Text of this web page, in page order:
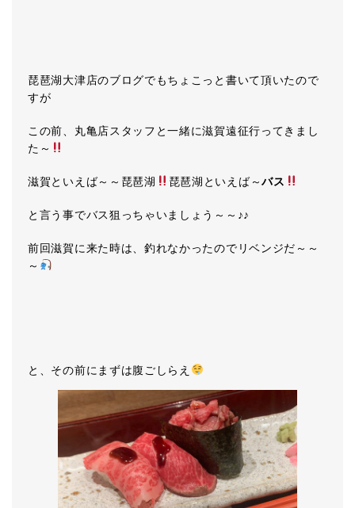
琵琶湖大津店のブログでもちょこっと書いて頂いたので
すが
この前、丸亀店スタッフと一緒に滋賀遠征行ってきまし
た～
滋賀といえば～～琵琶湖 琵琶湖といえば～バス
と言う事でバス狙っちゃいましょう～～♪♪
前回滋賀に来た時は、釣れなかったのでリベンジだ～～
～
と、その前にまずは腹ごしらえ